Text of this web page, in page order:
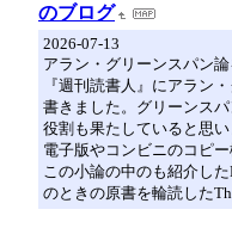
のブログ
2026-07-13
アラン・グリーンスパン
『週刊読書人』にアラン
書きました。グリーンス
役割も果たしていると思
電子版やコンビニのコピ
この小論の中のも紹介し
のときの原書を輪読した